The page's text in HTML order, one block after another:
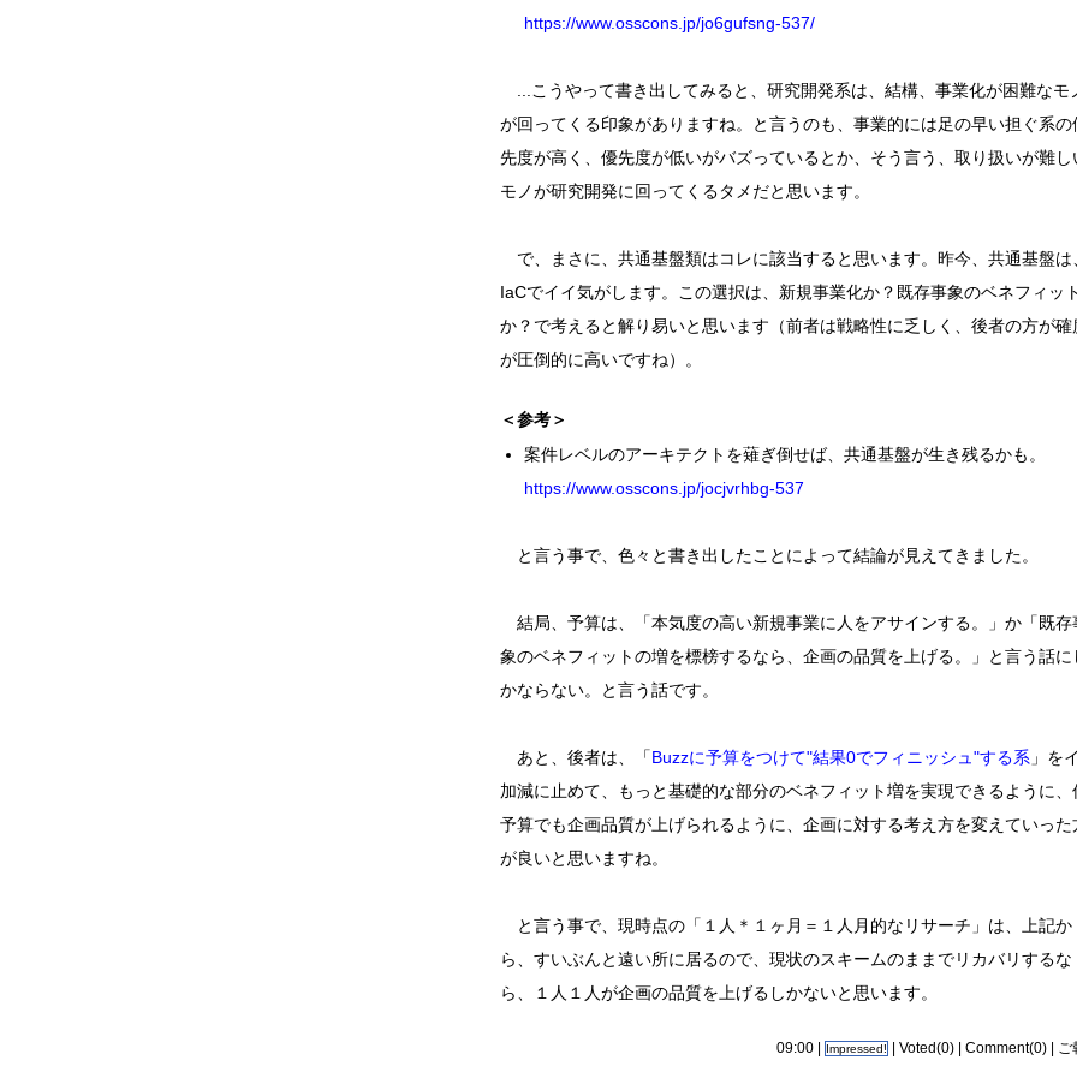
https://www.osscons.jp/jo6gufsng-537/
...こうやって書き出してみると、研究開発系は、結構、事業化が困難なモ
が回ってくる印象がありますね。と言うのも、事業的には足の早い担ぐ系の
先度が高く、優先度が低いがバズっているとか、そう言う、取り扱いが難し
モノが研究開発に回ってくるタメだと思います。
で、まさに、共通基盤類はコレに該当すると思います。昨今、共通基盤は
IaCでイイ気がします。この選択は、新規事業化か？既存事象のベネフィッ
か？で考えると解り易いと思います（前者は戦略性に乏しく、後者の方が確
が圧倒的に高いですね）。
＜参考＞
案件レベルのアーキテクトを薙ぎ倒せば、共通基盤が生き残るかも。
https://www.osscons.jp/jocjvrhbg-537
と言う事で、色々と書き出したことによって結論が見えてきました。
結局、予算は、「本気度の高い新規事業に人をアサインする。」か「既存
象のベネフィットの増を標榜するなら、企画の品質を上げる。」と言う話に
かならない。と言う話です。
あと、後者は、「Buzzに予算をつけて"結果0でフィニッシュ"する系 」を
加減に止めて、もっと基礎的な部分のベネフィット増を実現できるように、
予算でも企画品質が上げられるように、企画に対する考え方を変えていった
が良いと思いますね。
と言う事で、現時点の「１人＊１ヶ月＝１人月的なリサーチ」は、上記か
ら、すいぶんと遠い所に居るので、現状のスキームのままでリカバリするな
ら、１人１人が企画の品質を上げるしかないと思います。
09:00 | Impressed! | Voted(0) | Comment(0) ご